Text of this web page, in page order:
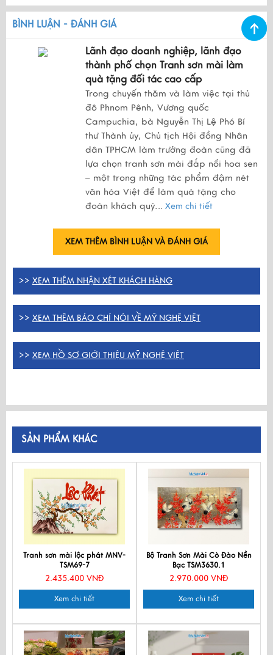
BÌNH LUẬN - ĐÁNH GIÁ
Lãnh đạo doanh nghiệp, lãnh đạo
thành phố chọn Tranh sơn mài làm
quà tặng đối tác cao cấp
Trong chuyến thăm và làm việc tại thủ
đô Phnom Pênh, Vương quốc
Campuchia, bà Nguyễn Thị Lệ Phó Bí
thư Thành ủy, Chủ tịch Hội đồng Nhân
dân TPHCM làm trưởng đoàn cũng đã
lựa chọn tranh sơn mài đắp nổi hoa sen
– một trong những tác phẩm đậm nét
văn hóa Việt để làm quà tặng cho
đoàn khách quý... Xem chi tiết
XEM THÊM BÌNH LUẬN VÀ ĐÁNH GIÁ
>> XEM THÊM NHẬN XÉT KHÁCH HÀNG
>> XEM THÊM BÁO CHÍ NÓI VỀ MỸ NGHỆ VIỆT
>> XEM HỒ SƠ GIỚI THIỆU MỸ NGHỆ VIỆT
SẢN PHẨM KHÁC
Tranh sơn mài lộc phát MNV-
TSM69-7
2.435.400 VNĐ
Xem chi tiết
Bộ Tranh Sơn Mài Cò Đào Nền
Bạc TSM3630.1
2.970.000 VNĐ
Xem chi tiết